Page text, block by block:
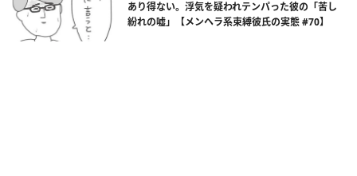
あり得ない。浮気を疑われテンパった彼の「苦し
紛れの嘘」【メンヘラ系束縛彼氏の実態 #70】